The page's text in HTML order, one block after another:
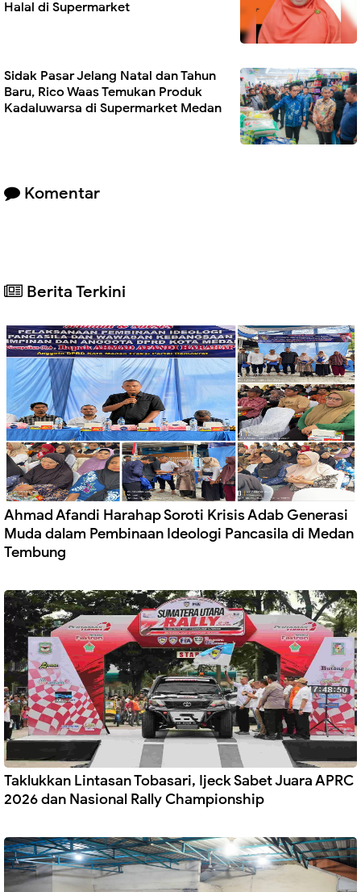
Halal di Supermarket
Sidak Pasar Jelang Natal dan Tahun
Baru, Rico Waas Temukan Produk
Kadaluwarsa di Supermarket Medan
Komentar
Berita Terkini
Ahmad Afandi Harahap Soroti Krisis Adab Generasi
Muda dalam Pembinaan Ideologi Pancasila di Medan
Tembung
Taklukkan Lintasan Tobasari, Ijeck Sabet Juara APRC
2026 dan Nasional Rally Championship